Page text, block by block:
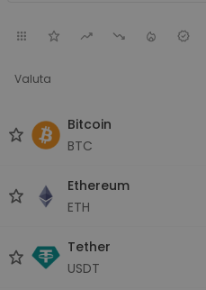
Valuta
Bitcoin
BTC
Ethereum
ETH
Tether
USDT